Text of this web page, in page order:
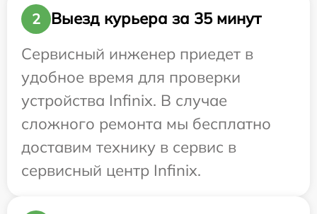
2
Выезд курьера за 35 минут
Сервисный инженер приедет в
удобное время для проверки
устройства Infinix. В случае
сложного ремонта мы бесплатно
доставим технику в сервис в
сервисный центр Infinix.